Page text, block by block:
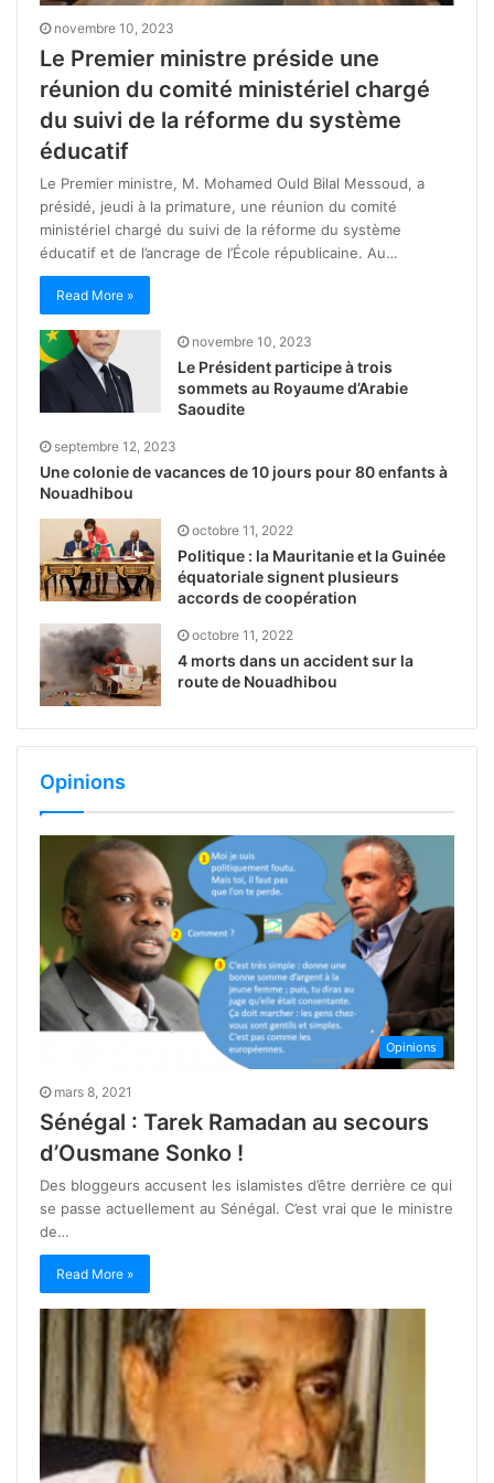
novembre 10, 2023
Le Premier ministre préside une
réunion du comité ministériel chargé
du suivi de la réforme du système
éducatif
Le Premier ministre, M. Mohamed Ould Bilal Messoud, a
présidé, jeudi à la primature, une réunion du comité
ministériel chargé du suivi de la réforme du système
éducatif et de l’ancrage de l’École républicaine. Au…
Read More »
novembre 10, 2023
Le Président participe à trois
sommets au Royaume d’Arabie
Saoudite
septembre 12, 2023
Une colonie de vacances de 10 jours pour 80 enfants à
Nouadhibou
octobre 11, 2022
Politique : la Mauritanie et la Guinée
équatoriale signent plusieurs
accords de coopération
octobre 11, 2022
4 morts dans un accident sur la
route de Nouadhibou
Opinions
Opinions
mars 8, 2021
Sénégal : Tarek Ramadan au secours
d’Ousmane Sonko !
Des bloggeurs accusent les islamistes d’être derrière ce qui
se passe actuellement au Sénégal. C’est vrai que le ministre
de…
Read More »